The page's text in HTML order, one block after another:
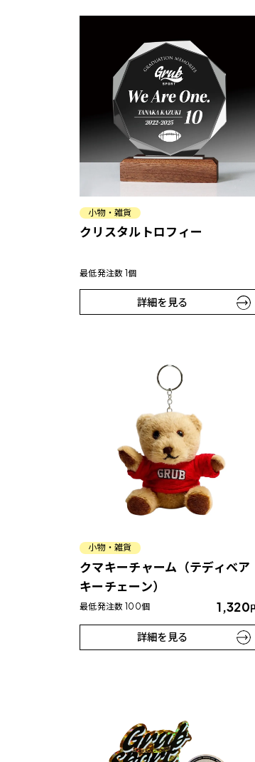
小物・雑貨
クリスタルトロフィー
最低発注数 1個
詳細を見る
小物・雑貨
クマキーチャーム（テディベア
キーチェーン）
最低発注数 100個 1,320
詳細を見る